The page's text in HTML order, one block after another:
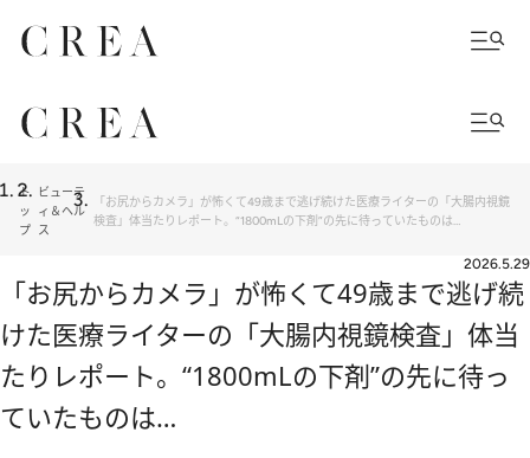
ト
ッ
プ
ビューテ
ィ＆ヘル
ス
「お尻からカメラ」が怖くて49歳まで逃げ続けた医療ライターの「大腸内視鏡
検査」体当たりレポート。“1800mLの下剤”の先に待っていたものは…
2026.5.29
「お尻からカメラ」が怖くて49歳まで逃げ続
けた医療ライターの「大腸内視鏡検査」体当
たりレポート。“1800mLの下剤”の先に待っ
ていたものは…